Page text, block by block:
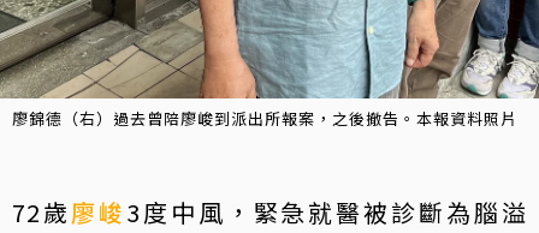
廖錦德（右）過去曾陪廖峻到派出所報案，之後撤告。本報資料照片
72歲廖峻3度中風，緊急就醫被診斷為腦溢